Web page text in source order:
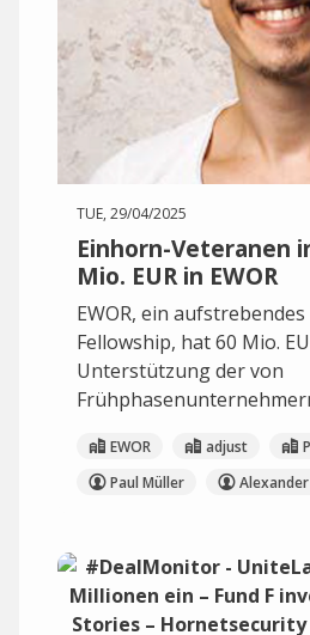
TUE, 29/04/2025
Einhorn-Veteranen
Mio. EUR in EWOR
EWOR, ein
Fellowship, hat 60 Mio.
Unterstützung der von
EWOR adjust
Paul Müller